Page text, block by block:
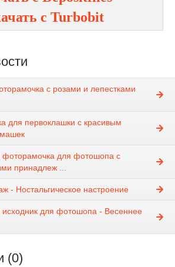
с Turbobit
с розами и лепестками
для первоклашки с красивым
фоторамочка для фотошопа с
принадлеж ...
- Ностальгическое настроение
для фотошопа - Весеннее
(0)